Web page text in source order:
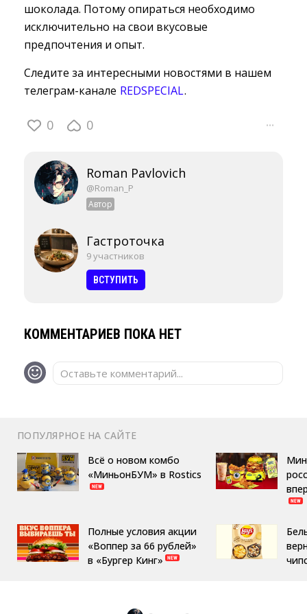
шоколада. Потому опираться необходимо
исключительно на свои вкусовые
предпочтения и опыт.
Следите за интересными новостями в нашем
телеграм-канале REDSPECIAL.
0 0 ···
Roman Pavlovich
@Roman_P
Автор
Гастроточка
9 участников
ВСТУПИТЬ
КОММЕНТАРИЕВ ПОКА НЕТ
Оставьте комментарий...
ПОПУЛЯРНОЕ НА САЙТЕ
Всё о новом комбо
«МиньонБУМ» в Rostics
Полные условия акции
«Воппер за 66 рублей»
в «Бургер Кинг»